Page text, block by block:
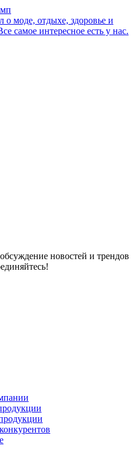
моде, отдыхе, здоровье и
самое интересное есть у нас.
новостей и трендов